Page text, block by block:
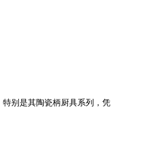
别是其陶瓷柄厨具系列，凭